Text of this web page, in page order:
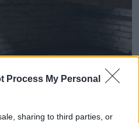
Process My Personal
sharing to third parties, or